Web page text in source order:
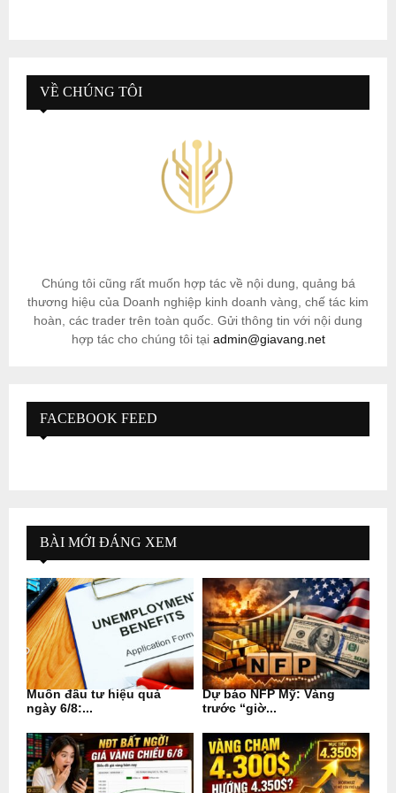
VỀ CHÚNG TÔI
Chúng tôi cũng rất muốn hợp tác về nội dung, quảng bá
thương hiệu của Doanh nghiệp kinh doanh vàng, chế tác kim
hoàn, các trader trên toàn quốc. Gửi thông tin với nội dung
hợp tác cho chúng tôi tại admin@giavang.net
FACEBOOK FEED
BÀI MỚI ĐÁNG XEM
Muốn đầu tư hiệu quả
ngày 6/8:...
Dự báo NFP Mỹ: Vàng
trước “giờ...